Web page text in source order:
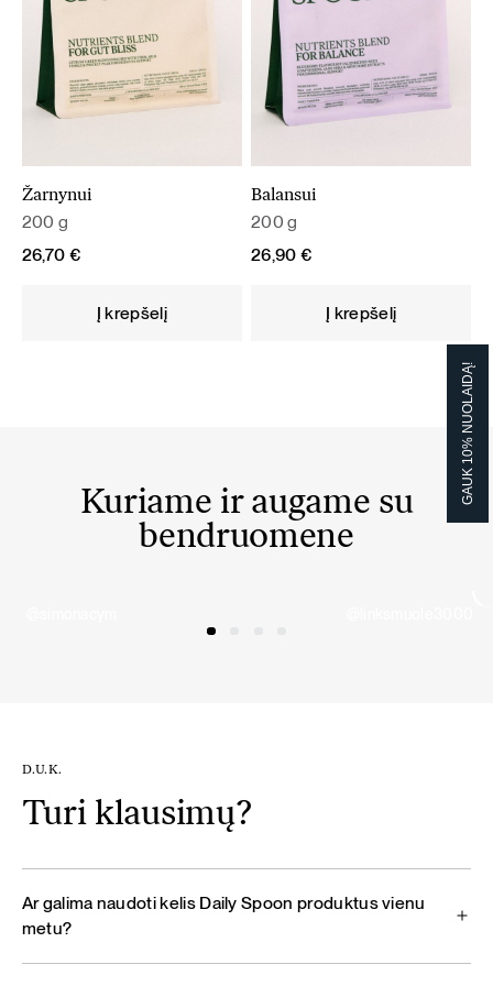
Žarnynui
200 g
26,70 €
Į krepšelį
Balansui
200 g
26,90 €
Į krepšelį
Kuriame ir augame su
bendruomene
D.U.K.
Turi klausimų?
Ar galima naudoti kelis Daily Spoon produktus vienu
metu?
GAUK 10% NUOLAIDĄ!